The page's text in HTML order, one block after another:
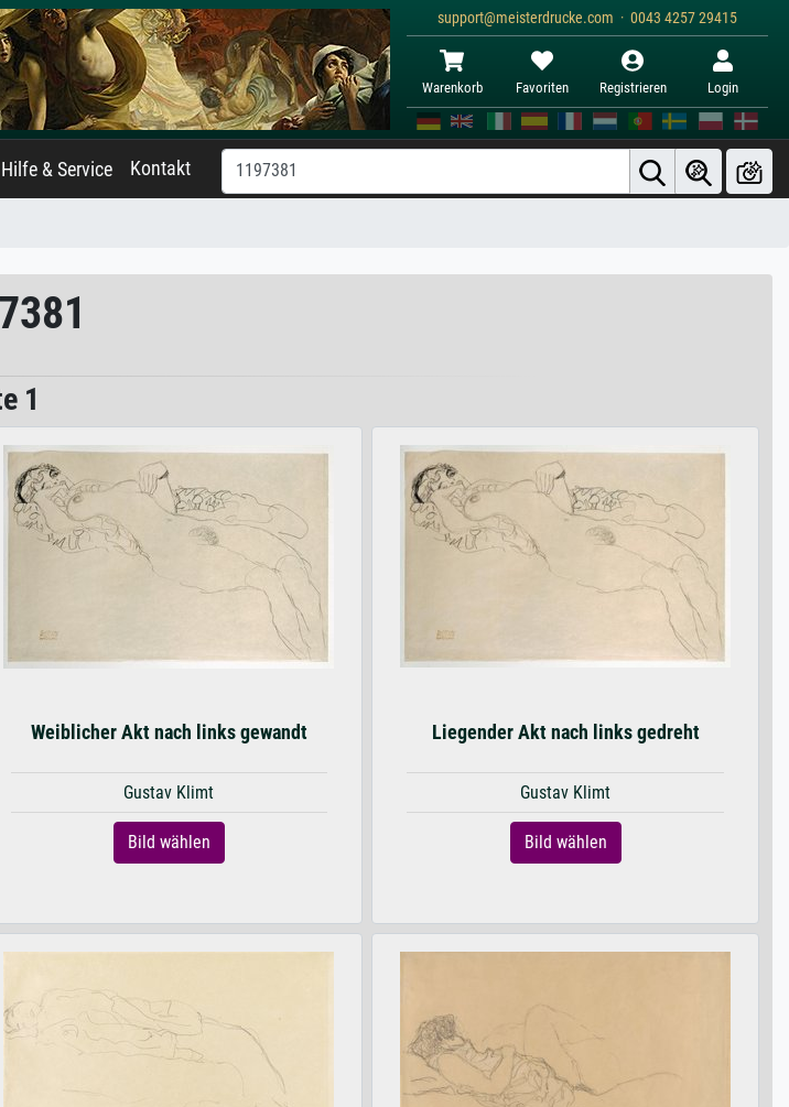
support@meisterdrucke.com · 0043 4257 29415
Warenkorb Favoriten Registrieren Login
Hilfe & Service Kontakt
1
Weiblicher Akt nach links gewandt
Gustav Klimt
Bild wählen
Liegender Akt nach links gedreht
Gustav Klimt
Bild wählen